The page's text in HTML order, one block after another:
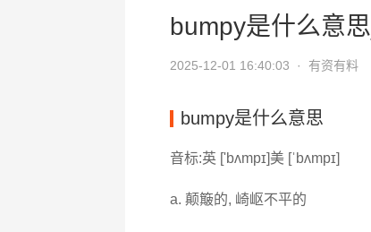
bumpy是什么意
2025-12-01 16:40:03 · 有资有料
bumpy是什么意思
音标:英 ['bʌmpɪ]美 [ˈbʌmpɪ]
a. 颠簸的, 崎岖不平的